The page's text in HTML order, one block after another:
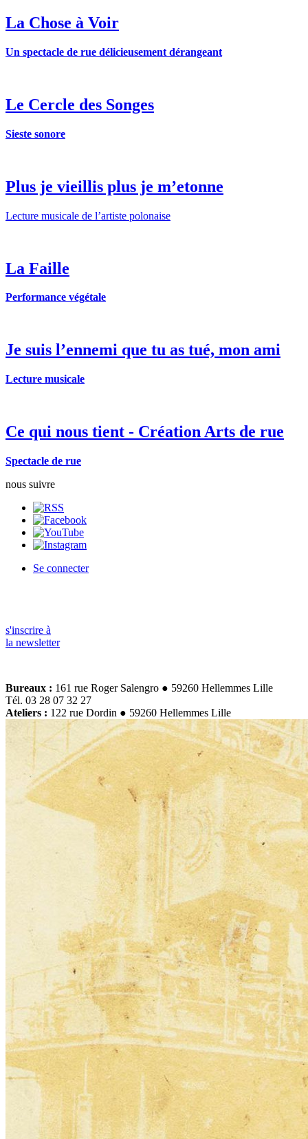
La Chose à Voir
Un spectacle de rue délicieusement dérangeant
Le Cercle des Songes
Sieste sonore
Plus je vieillis plus je m’etonne
Lecture musicale de l’artiste polonaise
La Faille
Performance végétale
Je suis l’ennemi que tu as tué, mon ami
Lecture musicale
Ce qui nous tient - Création Arts de rue
Spectacle de rue
nous suivre
Se connecter
s'inscrire à
la newsletter
Bureaux : 161 rue Roger Salengro ● 59260 Hellemmes Lille
Tél. 03 28 07 32 27
Ateliers : 122 rue Dordin ● 59260 Hellemmes Lille